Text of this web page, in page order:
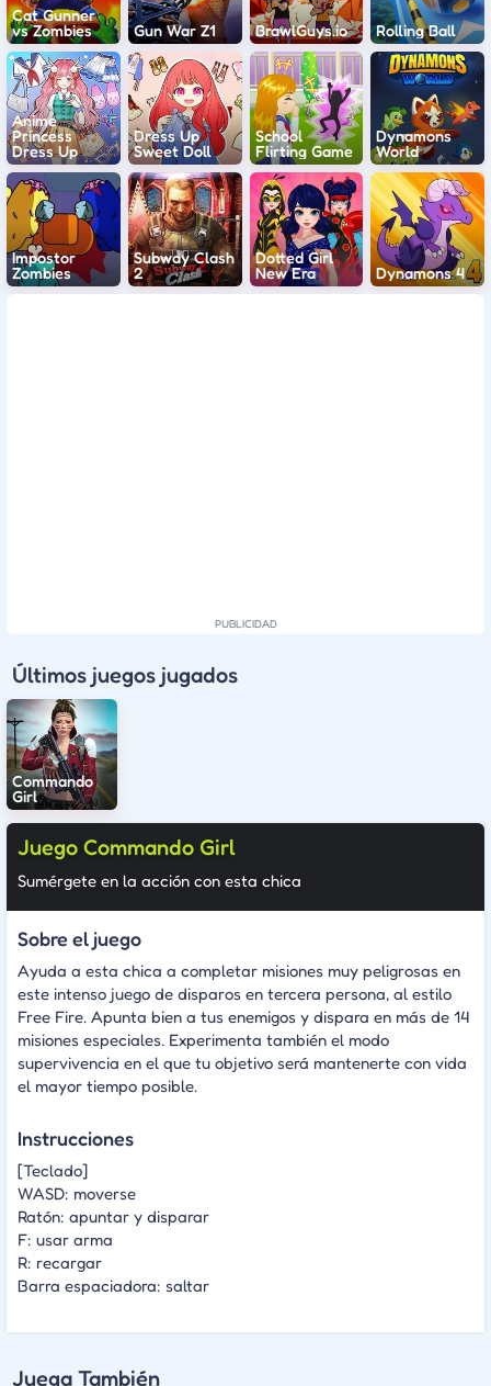
Cat Gunner
vs Zombies
Gun War Z1 BrawlGuys.io Rolling Ball
Anime
Princess
Dress Up
Dress Up
Sweet Doll
School
Flirting Game
Dynamons
World
Impostor
Zombies
Subway Clash
2
Dotted Girl
New Era
Dynamons 4
Últimos juegos jugados
Commando
Girl
Juego Commando Girl
Sumérgete en la acción con esta chica
Sobre el juego
Ayuda a esta chica a completar misiones muy peligrosas en
este intenso juego de disparos en tercera persona, al estilo
Free Fire. Apunta bien a tus enemigos y dispara en más de 14
misiones especiales. Experimenta también el modo
supervivencia en el que tu objetivo será mantenerte con vida
el mayor tiempo posible.
Instrucciones
[Teclado]
WASD: moverse
Ratón: apuntar y disparar
F: usar arma
R: recargar
Barra espaciadora: saltar
Juega También